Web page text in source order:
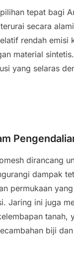
tepat bagi
secara
rendah emisi
material
yang selaras
dirancang
dampak
permukaan
Jaring ini juga
tanah,
biji